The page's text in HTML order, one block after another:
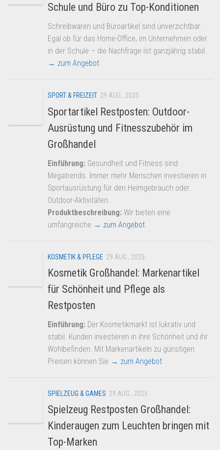
Schule und Büro zu Top-Konditionen
Schreibwaren und Büroartikel sind unverzichtbar.
Egal ob für das Home-Office, im Unternehmen oder
in der Schule – die Nachfrage ist ganzjährig stabil.
→ zum Angebot
SPORT & FREIZEIT 29 AUG., 2025
Sportartikel Restposten: Outdoor-
Ausrüstung und Fitnesszubehör im
Großhandel
Einführung: Gesundheit und Fitness sind
Megatrends. Immer mehr Menschen investieren in
Sportausrüstung für den Heimgebrauch oder
Outdoor-Aktivitäten.
Produktbeschreibung: Wir bieten eine
umfangreiche → zum Angebot
KOSMETIK & PFLEGE 29 AUG., 2025
Kosmetik Großhandel: Markenartikel
für Schönheit und Pflege als
Restposten
Einführung: Der Kosmetikmarkt ist lukrativ und
stabil. Kunden investieren in ihre Schönheit und ihr
Wohlbefinden. Mit Markenartikeln zu günstigen
Preisen können Sie → zum Angebot
SPIELZEUG & GAMES 29 AUG., 2025
Spielzeug Restposten Großhandel:
Kinderaugen zum Leuchten bringen mit
Top-Marken